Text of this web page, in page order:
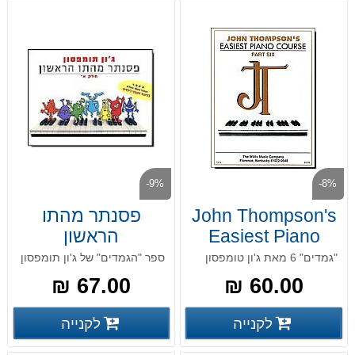
-8%
John Thompson's
Easiest Piano
Course 6"גמדים" 6 מאת ג'ון טומפסון
60.00 ₪
פרטים נוספים פרטים נוספים לקנייה
-9%
פסנתר מהתו
הראשון
ספר "הגמדים" של ג'ון תומפסון
67.00 ₪
פרטים נוספים
לקנייה